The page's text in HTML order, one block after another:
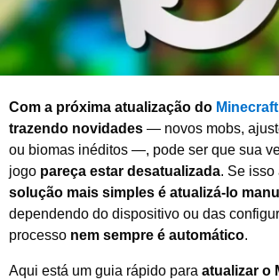
Com a próxima atualização do Minecraft
trazendo novidades — novos mobs,
ou biomas inéditos —, pode ser que sua
jogo pareça estar desatualizada. Se isso
solução mais simples é atualizá-lo
dependendo do dispositivo ou das
processo nem sempre é automático.
Aqui está um guia rápido para atualizar o